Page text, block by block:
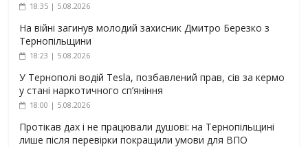
18:35 | 5.08.2026
На війні загинув молодий захисник Дмитро Березко з
Тернопільщини
18:23 | 5.08.2026
У Тернополі водій Tesla, позбавлений прав, сів за кермо
у стані наркотичного сп’яніння
18:00 | 5.08.2026
Протікав дах і не працювали душові: на Тернопільщині
лише після перевірки покращили умови для ВПО